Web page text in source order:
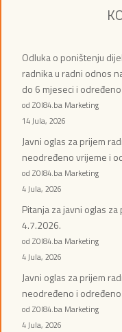
Odluka o poništenju
radnika u radni odnos
do 6 mjeseci i
od ZOI84.ba Marketing
14 Jula, 2026
Javni oglas za prijem
neodređeno vrijeme i
od ZOI84.ba Marketing
4 Jula, 2026
Pitanja za javni oglas
4.7.2026.
od ZOI84.ba Marketing
4 Jula, 2026
Javni oglas za prijem
neodređeno i
od ZOI84.ba Marketing
4 Jula, 2026